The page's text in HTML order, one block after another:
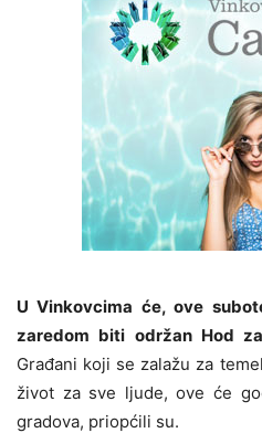
U Vinkovcima će, ove
zaredom biti održan Hod
Građani koji se zalažu za
život za sve ljude, ove će
gradova, priopćili su.